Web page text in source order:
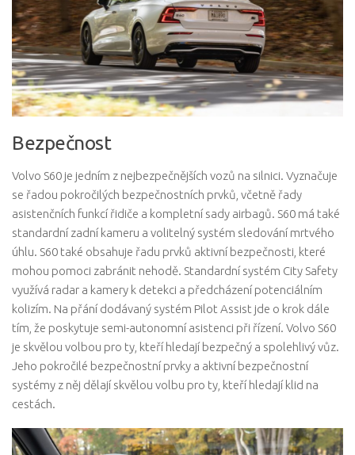
Bezpečnost
Volvo S60 je jedním z nejbezpečnějších vozů na silnici. Vyznačuje
se řadou pokročilých bezpečnostních prvků, včetně řady
asistenčních funkcí řidiče a kompletní sady airbagů. S60 má také
standardní zadní kameru a volitelný systém sledování mrtvého
úhlu. S60 také obsahuje řadu prvků aktivní bezpečnosti, které
mohou pomoci zabránit nehodě. Standardní systém City Safety
využívá radar a kamery k detekci a předcházení potenciálním
kolizím. Na přání dodávaný systém Pilot Assist jde o krok dále
tím, že poskytuje semi-autonomní asistenci při řízení. Volvo S60
je skvělou volbou pro ty, kteří hledají bezpečný a spolehlivý vůz.
Jeho pokročilé bezpečnostní prvky a aktivní bezpečnostní
systémy z něj dělají skvělou volbu pro ty, kteří hledají klid na
cestách.